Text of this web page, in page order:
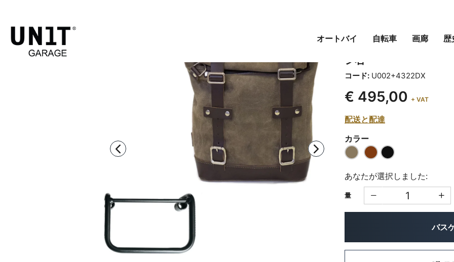
オートバイ 自転車 画廊 歴
レザークラストバッグ
シ右
コード: U002+4322DX
€ 495,00 + VAT
配送と配達
カラー
あなたが選択しました:
量
バス